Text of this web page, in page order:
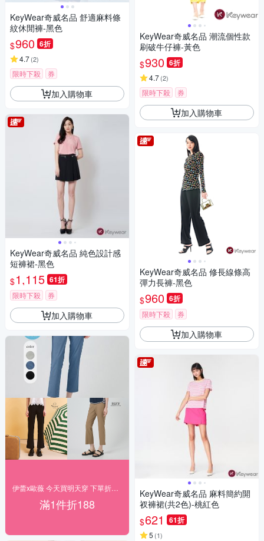
KeyWear奇威名品 舒適麻料條
紋休閒褲-黑色
$960 6折
4.7(2)
限時下殺 券
加入購物車
KeyWear奇威名品 純色設計感
短褲裙-黑色
$1,115 61折
限時下殺 券
加入購物車
滿1件折188
KeyWear奇威名品 潮流個性款
刷破牛仔褲-黃色
$930 6折
4.7(2)
限時下殺 券
加入購物車
KeyWear奇威名品 修長線條高
彈力長褲-黑色
$960 6折
限時下殺 券
加入購物車
KeyWear奇威名品 麻料簡約開
衩褲裙(共2色)-桃紅色
$621 61折
5 (1)